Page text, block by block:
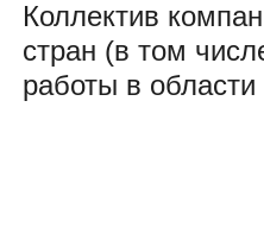
Коллектив
стран (в том
работы в